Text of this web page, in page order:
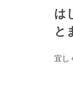
は
と
宜し